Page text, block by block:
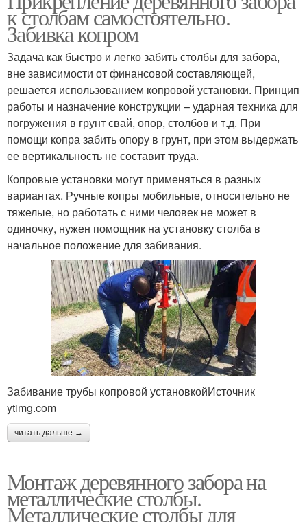
к столбам самостоятельно.
Забивка копром
Задача как быстро и легко забить столбы для забора,
вне зависимости от финансовой составляющей,
решается использованием копровой установки. Принцип
работы и назначение конструкции – ударная техника для
погружения в грунт свай, опор, столбов и т.д. При
помощи копра забить опору в грунт, при этом выдержать
ее вертикальность не составит труда.
Копровые установки могут применяться в разных
вариантах. Ручные копры мобильные, относительно не
тяжелые, но работать с ними человек не может в
одиночку, нужен помощник на установку столба в
начальное положение для забивания.
Забивание трубы копровой установкойИсточник
ytimg.com
читать дальше →
Монтаж деревянного забора на
металлические столбы.
Металлические столбы для